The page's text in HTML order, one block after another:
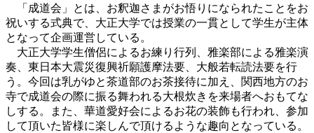
「成道会」とは、お釈迦さまがお悟りになられたことをお
祝いする式典で、大正大学では授業の一貫として学生が主体
となって企画運営している。
大正大学学生僧侶によるお練り行列、雅楽部による雅楽演
奏、東日本大震災復興祈願護摩法要、大般若転読法要を行
う。今回は乳がゆと茶道部のお茶接待に加え、関西地方のお
寺で成道会の際に振る舞われる大根炊きを来場者へおもてな
しする。また、華道愛好会によるお花の装飾も行われ、参加
して頂いた皆様に楽しんで頂けるような趣向となっている。